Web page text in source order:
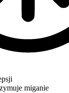
miganie